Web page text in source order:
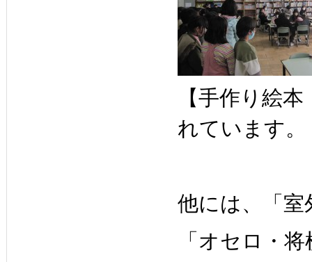
【手作り絵
れています。
他には、「室
「オセロ・